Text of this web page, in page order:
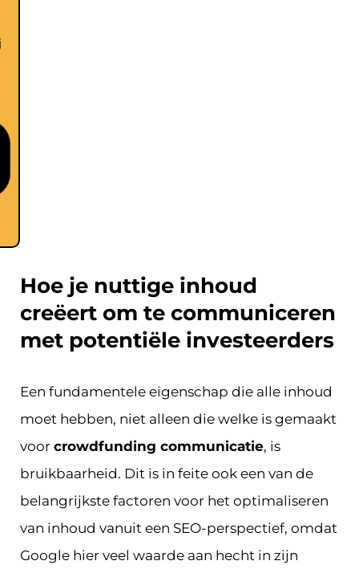
Hoe je nuttige inhoud
creëert om te communiceren
met potentiële investeerders
Een fundamentele eigenschap die alle inhoud
moet hebben, niet alleen die welke is gemaakt
voor crowdfunding communicatie, is
bruikbaarheid. Dit is in feite ook een van de
belangrijkste factoren voor het optimaliseren
van inhoud vanuit een SEO-perspectief, omdat
Google hier veel waarde aan hecht in zijn